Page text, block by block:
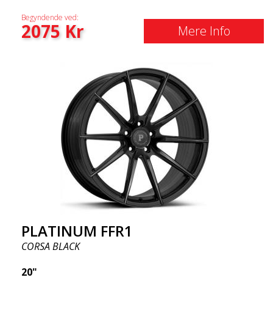
Begyndende ved:
2075Kr Mere Info
PLATINUM FFR1
CORSA BLACK
20"